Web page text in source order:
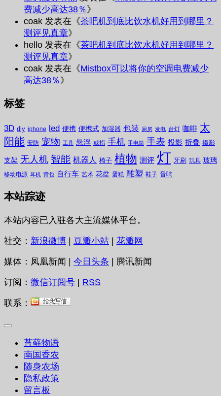
费减少高达38％ 》
coak 发表在《茶吧机到底比饮水机好用到哪里？
测评见真章》
hello 发表在《茶吧机到底比饮水机好用到哪里？
测评见真章》
coak 发表在《Mistbox可以将你的空调电费减少
高达38％ 》
标签
3D diy iphone led 便携 便携式 加湿器 包装 厨房 发电 台灯 咖啡 太
阳能 安防 宠物 工具 悬浮 戒指 手机 手电筒 手表 投影 折叠 摄影
支架 无人机 智能 机器人 椅子 植物 测评 灯 牙刷 玩具 玻璃
移动电源 耳机 背包 自行车 艺术 花盆 蛋糕 雕塑 鞋子 音响
本站踪迹
本站内容已入驻各大主流媒体平台。
社交： 新浪微博 | 豆瓣小站 | 花瓣网
媒体：凤凰新闻 | 今日头条 | 腾讯新闻
订阅： 微信订阅号 | RSS
联系：
苔藓物语
南国香农
随身农场
隐私政策
留言板